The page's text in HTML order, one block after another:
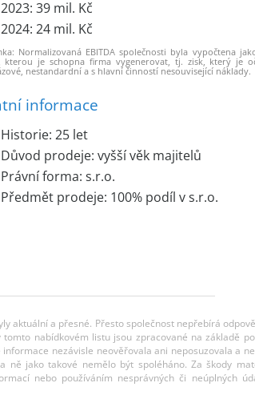
silného investora, který bude schopen
rozvíjet. Důvodem prodeje
nemají vhodného nástupce a
investora.
2023: 39 mil. Kč
2024: 24 mil. Kč
Normalizovaná EBITDA společnosti byla vypočtena
kterou je schopna firma vygenerovat, tj. zisk, který je
nestandardní a s hlavní činností nesouvisející náklady.
informace
Historie: 25 let
Důvod prodeje: vyšší věk majitelů
Právní forma: s.r.o.
Předmět prodeje: 100% podíl v s.r.o.
aktuální a přesné. Přesto společnost nepřebírá
nabídkovém listu jsou zpracované na základě
nezávisle neověřovala ani neposuzovala a
ně jako takové nemělo být spoléháno. Za škody
nebo používáním nesprávných či neúplných